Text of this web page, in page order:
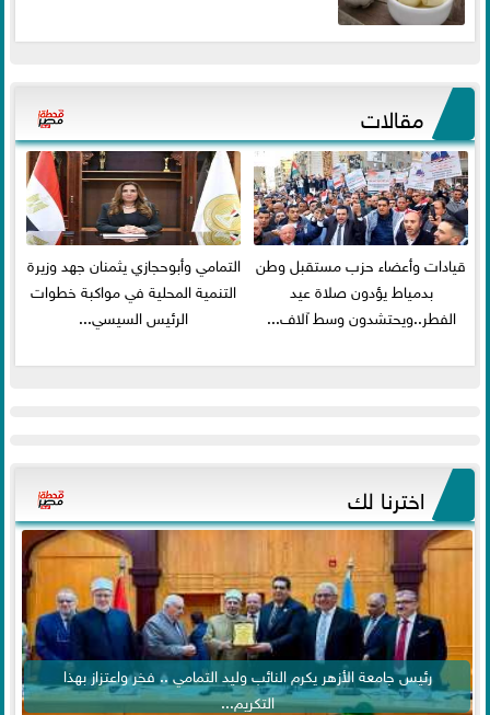
مقالات
قيادات وأعضاء حزب مستقبل وطن
بدمياط يؤدون صلاة عيد
الفطر..ويحتشدون وسط آلاف...
التمامي وأبوحجازي يثمنان جهد وزيرة
التنمية المحلية في مواكبة خطوات
الرئيس السيسي...
اخترنا لك
رئيس جامعة الأزهر يكرم النائب وليد التمامي .. فخر واعتزاز بهذا
التكريم...